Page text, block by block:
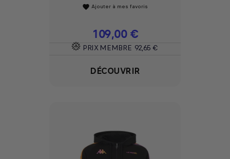
favorite Ajouter à mes favoris
Prix
109,00 €
PRIX MEMBRE 92,65 €
DÉCOUVRIR